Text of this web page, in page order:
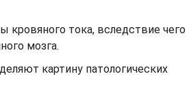
кровяного тока, вследствие чего
мозга.
картину патологических